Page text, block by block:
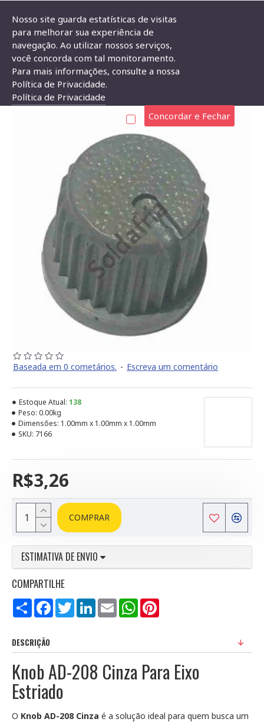
Knob AD-208 Cinza Para Eixo Estriado
KNOB AD-208 CINZA PARA EIXO ESTRIADO
Baseada em 0 cometários. - Escreva um comentário
R$3,26
Estoque Atual: 138
Peso: 0.00kg
Dimensões: 1.00mm x 1.00mm x 1.00mm
SKU: 7166
COMPRAR
ESTIMATIVA DE ENVIO
COMPARTILHE
Compartilhar
FacebookTwitterLinkedInEmail WhatsApp
DESCRIÇÃO
Knob AD-208 Cinza Para Eixo
Estriado
O Knob AD-208 Cinza é a solução ideal para quem busca um
Nosso site guarda estatísticas de visitas
para melhorar sua experiência de
navegação. Ao utilizar nossos serviços,
você concorda com tal monitoramento.
Para mais informações, consulte a nossa
Política de Privacidade.
Política de Privacidade
Concordar e Fechar